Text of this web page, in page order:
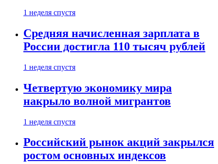
1 неделя спустя
Средняя начисленная зарплата в
России достигла 110 тысяч рублей
1 неделя спустя
Четвертую экономику мира
накрыло волной мигрантов
1 неделя спустя
Российский рынок акций закрылся
ростом основных индексов